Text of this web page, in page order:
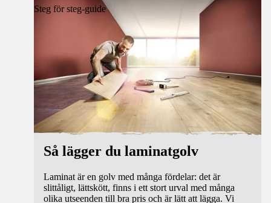
Steg för steg-guide
Så lägger du laminatgolv
Laminat är en golv med många fördelar: det är
slittåligt, lättskött, finns i ett stort urval med många
olika utseenden till bra pris och är lätt att lägga. Vi